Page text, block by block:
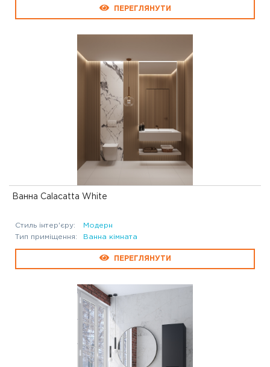
ПЕРЕГЛЯНУТИ
Ванна Calacatta White
Стиль інтер'єру:
Модерн
Тип приміщення:
Ванна кімната
ПЕРЕГЛЯНУТИ